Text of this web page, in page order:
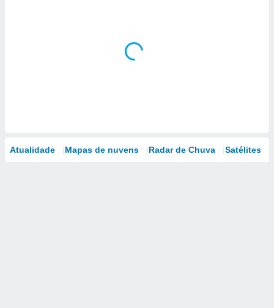
Atualidade Mapas de nuvens Radar de Chuva Satélites